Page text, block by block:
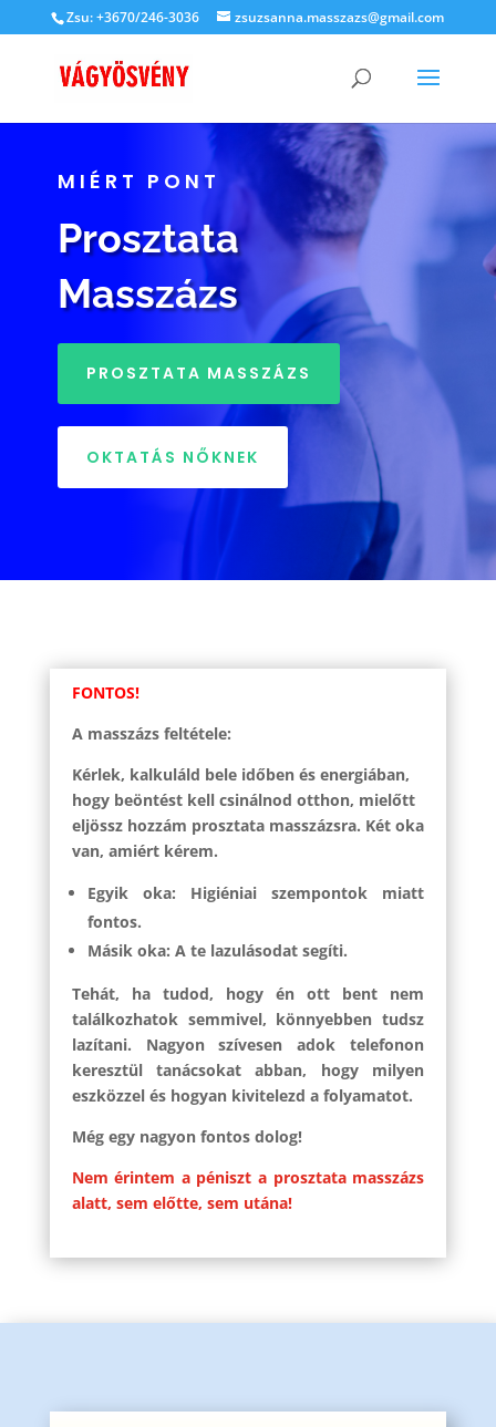
Zsu: +3670/246-3036 zsuzsanna.masszazs@gmail.com
MIÉRT PONT
Prosztata
Masszázs
PROSZTATA MASSZÁZS
OKTATÁS NŐKNEK
FONTOS!
A masszázs feltétele:
Kérlek, kalkuláld bele időben és energiában,
hogy beöntést kell csinálnod otthon, mielőtt
eljössz hozzám prosztata masszázsra. Két oka
van, amiért kérem.
Egyik oka: Higiéniai szempontok miatt
fontos.
Másik oka: A te lazulásodat segíti.
Tehát, ha tudod, hogy én ott bent nem
találkozhatok semmivel, könnyebben tudsz
lazítani. Nagyon szívesen adok telefonon
keresztül tanácsokat abban, hogy milyen
eszközzel és hogyan kivitelezd a folyamatot.
Még egy nagyon fontos dolog!
Nem érintem a péniszt a prosztata masszázs
alatt, sem előtte, sem utána!